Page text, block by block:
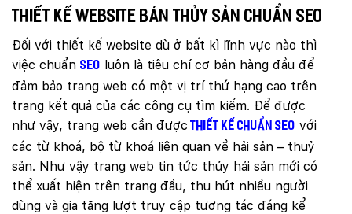
Thiết kế website bán thủy sản chuẩn SEO
Đối với thiết kế website dù ở bất kì lĩnh vực nào thì
việc chuẩn SEO luôn là tiêu chí cơ bản hàng đầu để
đảm bảo trang web có một vị trí thứ hạng cao trên
trang kết quả của các công cụ tìm kiếm. Để được
như vậy, trang web cần được
thiết kế chuẩn SEO với
các từ khoá, bộ từ khoá liên quan về hải sản – thuỷ
sản. Như vậy trang web tin tức thủy hải sản mới có
thể xuất hiện trên trang đầu, thu hút nhiều người
dùng và gia tăng lượt truy cập tương tác đáng kể